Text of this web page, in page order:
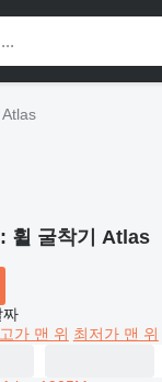
휠 굴착기 Atlas
짜
가 맨 위 최저가 맨 위